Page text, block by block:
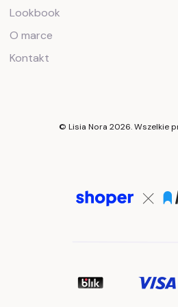
Lookbook
O marce
Kontakt
© Lisia Nora 2026. Wszelkie